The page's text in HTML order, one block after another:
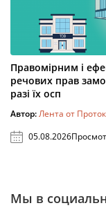
Правомірним і
речових прав
разі їх осп
Автор:Лента от
05.08.2026
Мы в